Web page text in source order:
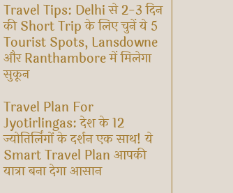
Travel Tips: Delhi से 2-3 दिन
की Short Trip के लिए चुनें ये 5
Tourist Spots, Lansdowne
और Ranthambore में मिलेगा
सुकून
Travel Plan For
Jyotirlingas: देश के 12
ज्योतिर्लिंगों के दर्शन एक साथ! ये
Smart Travel Plan आपकी
यात्रा बना देगा आसान